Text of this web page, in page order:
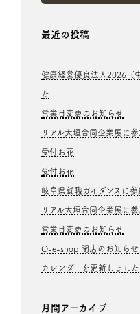
最近の投稿
健康経営優良法人2026（
た
営業日変更のお知らせ
リアル大垣合同企業展に
受付お花
受付お花
岐阜県就職ガイダンスに参
リアル大垣合同企業展に
営業日変更のお知らせ
O-e-shop 閉店のお知らせ
カレンダーを更新しました
月間アーカイブ